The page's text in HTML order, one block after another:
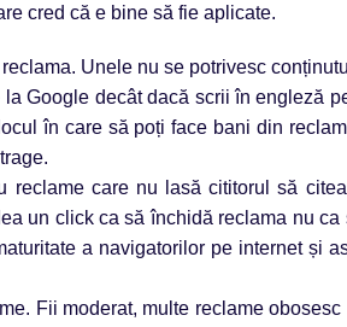
cred că e bine să fie aplicate.
Unele nu se potrivesc
la Google decât dacă scrii în engleză
în care să poți face bani din
reclame care nu lasă cititorul să
un click ca să închidă reclama nu
a navigatorilor pe internet și
Fii moderat, multe reclame